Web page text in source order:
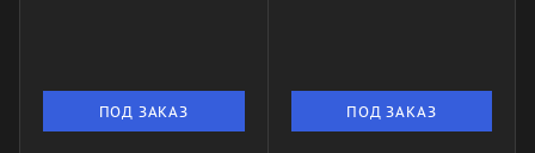
ПОД ЗАКАЗ ПОД ЗАКАЗ